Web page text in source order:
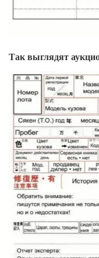
Так выглядят